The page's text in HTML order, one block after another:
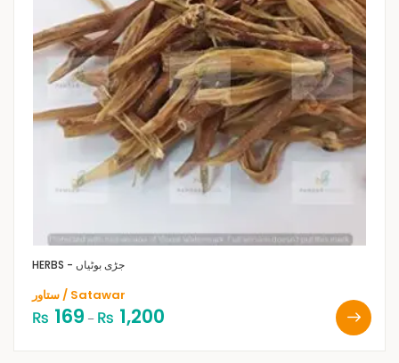
HERBS - جڑی بوٹیاں
ستاور / Satawar
₨ 169 – ₨ 1,200